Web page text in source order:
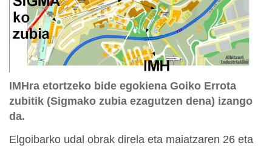
IMHra etortzeko bide egokiena Goiko Errota
zubitik (Sigmako zubia ezagutzen dena) izango
da.
Elgoibarko udal obrak direla eta maiatzaren 26 eta